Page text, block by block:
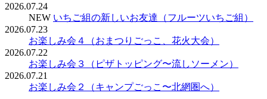
2026.07.24
NEW いちご組の新しいお友達（フルーツいちご組）
2026.07.23
お楽しみ会４（おまつりごっこ、花火大会）
2026.07.22
お楽しみ会３（ピザトッピング〜流しソーメン）
2026.07.21
お楽しみ会２（キャンプごっこ〜北網圏へ）